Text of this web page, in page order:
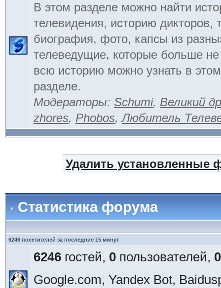
В этом разделе можно найти
телевидения, историю дикторов,
биография, фото, капсы из
телеведущие, которые больше
всю историю можно узнать в
разделе.
Модераторы: Schumi, Великий
zhores, Phobos,Любитель
Удалить установленные
Статистика форума
6246 посетителей за последние 15 минут
6246гостей, 0пользователей, 0
Google.com, Yandex Bot,